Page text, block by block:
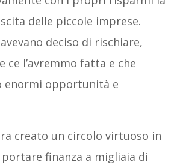
delle piccole imprese.
deciso di rischiare,
ce l’avremmo fatta e che
enormi opportunità e
creato un circolo virtuoso in
finanza a migliaia di